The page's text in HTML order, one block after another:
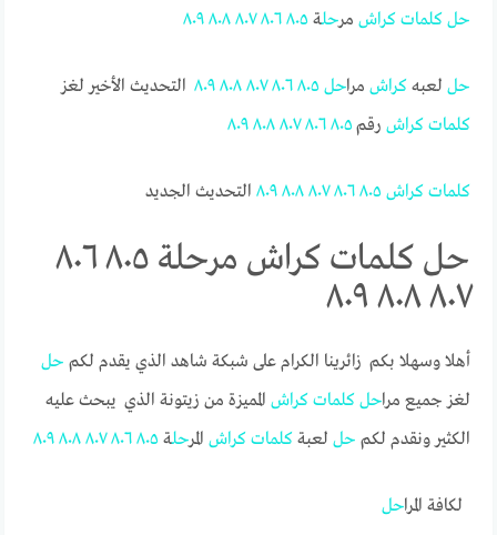
حل كلمات كراش مرحلة٨٠٥ ٨٠٦ ٨٠٧ ٨٠٨ ٨٠٩
حل لعبهكراش مراحل ٨٠٥ ٨٠٦ ٨٠٧ ٨٠٨ ٨٠٩ التحديث الأخير لغز
كلمات كراش رقم٨٠٥ ٨٠٦ ٨٠٧ ٨٠٨ ٨٠٩
كلمات كراش ٨٠٥ ٨٠٦ ٨٠٧ ٨٠٨ ٨٠٩ التحديث الجديد
حل كلمات كراش مرحلة ٨٠٥ ٨٠٦
٨٠٧ ٨٠٨ ٨٠٩
أهلا وسهلا بكم زائرينا الكرام على شبكة شاهد الذي يقدم لكم حل
لغز جميع مراحل كلمات كراش المميزة من زيتونة الذي يبحث عليه
الكثير ونقدم لكم حل لعبةكلمات كراش المرحلة٨٠٥ ٨٠٦ ٨٠٧ ٨٠٨ ٨٠٩
لكافة المراحل